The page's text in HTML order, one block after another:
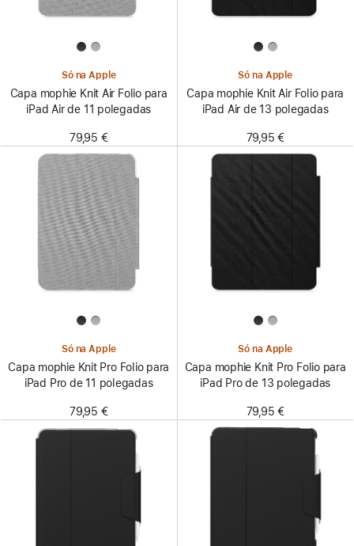
Só na Apple
Capa mophie Knit Air Folio para
iPad Air de 11 polegadas
79,95 €
Só na Apple
Capa mophie Knit Air Folio para
iPad Air de 13 polegadas
79,95 €
Só na Apple
Capa mophie Knit Pro Folio para
iPad Pro de 11 polegadas
79,95 €
Só na Apple
Capa mophie Knit Pro Folio para
iPad Pro de 13 polegadas
79,95 €